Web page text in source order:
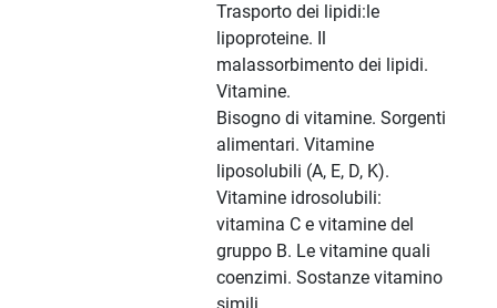
Trasporto dei lipidi:le
lipoproteine. Il
malassorbimento dei lipidi.
Vitamine.
Bisogno di vitamine. Sorgenti
alimentari. Vitamine
liposolubili (A, E, D, K).
Vitamine idrosolubili:
vitamina C e vitamine del
gruppo B. Le vitamine quali
coenzimi. Sostanze vitamino